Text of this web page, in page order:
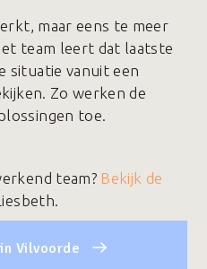
maar eens te meer
team leert dat laatste
situatie vanuit een
Zo werken de
toe.
team? Bekijk de
Vilvoorde